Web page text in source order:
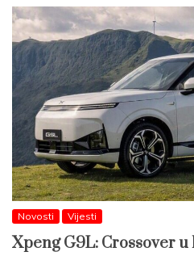
Novosti Vijesti
Xpeng G9L: Crossover